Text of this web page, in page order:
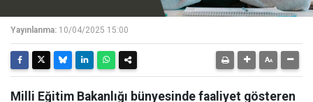
Yayınlanma: 10/04/2025 15:00
Milli Eğitim Bakanlığı bünyesinde faaliyet gösteren